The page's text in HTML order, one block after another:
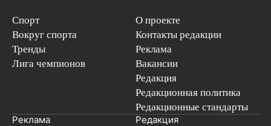
Спорт
Вокруг спорта
Тренды
Лига чемпионов
О проекте
Контакты редакции
Реклама
Вакансии
Редакция
Редакционная политика
Редакционные стандарты
Реклама Редакция